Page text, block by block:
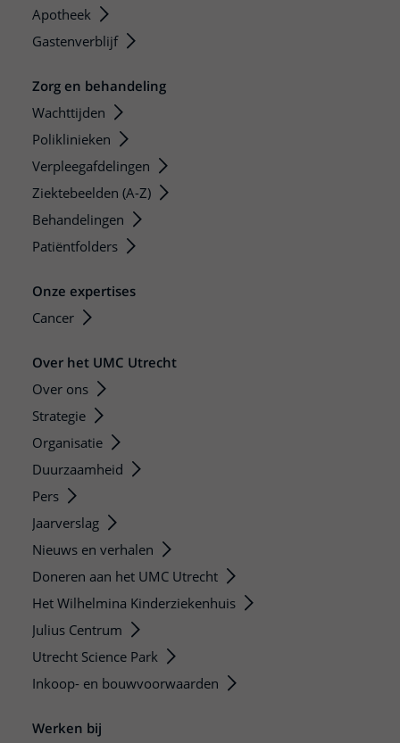
Apotheek
Gastenverblijf
Zorg en behandeling
Wachttijden
Poliklinieken
Verpleegafdelingen
Ziektebeelden (A-Z)
Behandelingen
Patiëntfolders
Onze expertises
Cancer
Over het UMC Utrecht
Over ons
Strategie
Organisatie
Duurzaamheid
Pers
Jaarverslag
Nieuws en verhalen
Doneren aan het UMC Utrecht
Het Wilhelmina Kinderziekenhuis
Julius Centrum
Utrecht Science Park
Inkoop- en bouwvoorwaarden
Werken bij